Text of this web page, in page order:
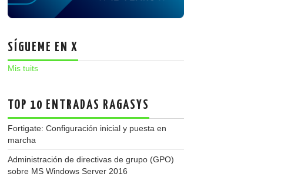
SÍGUEME EN X
Mis tuits
TOP 10 ENTRADAS RAGASYS
Fortigate: Configuración inicial y puesta en
marcha
Administración de directivas de grupo (GPO)
sobre MS Windows Server 2016